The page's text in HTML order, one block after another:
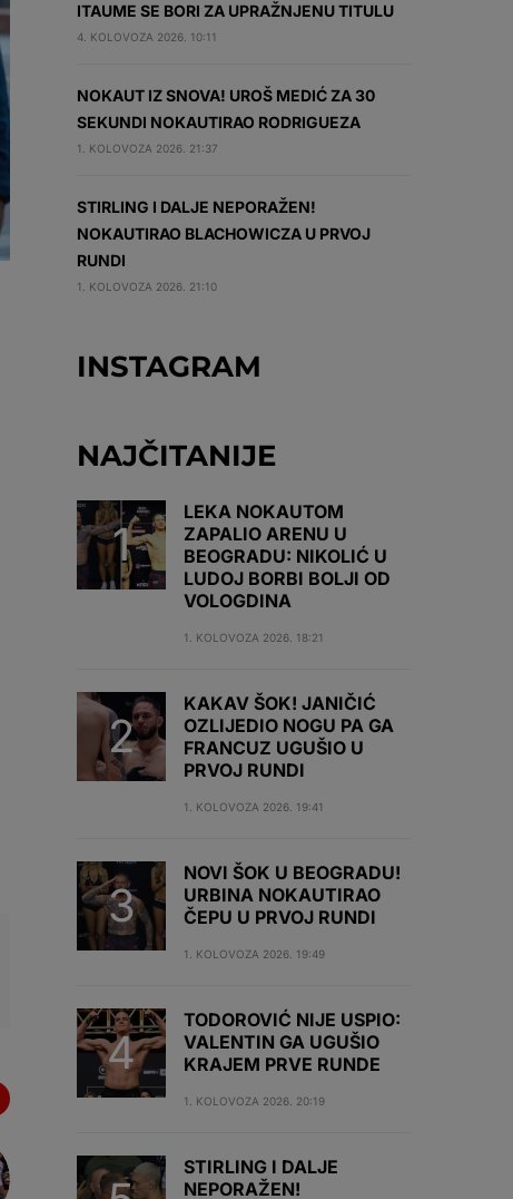
ITAUME SE BORI ZA UPRAŽNJENU TITULU
4. KOLOVOZA 2026. 10:11
NOKAUT IZ SNOVA! UROŠ MEDIĆ ZA 30
SEKUNDI NOKAUTIRAO RODRIGUEZA
1. KOLOVOZA 2026. 21:37
STIRLING I DALJE NEPORAŽEN!
NOKAUTIRAO BLACHOWICZA U PRVOJ
RUNDI
1. KOLOVOZA 2026. 21:10
INSTAGRAM
NAJČITANIJE
LEKA NOKAUTOM
ZAPALIO ARENU U
BEOGRADU: NIKOLIĆ U
LUDOJ BORBI BOLJI OD
VOLOGDINA
1. KOLOVOZA 2026. 18:21
KAKAV ŠOK! JANIČIĆ
OZLIJEDIO NOGU PA GA
FRANCUZ UGUŠIO U
PRVOJ RUNDI
1. KOLOVOZA 2026. 19:41
NOVI ŠOK U BEOGRADU!
URBINA NOKAUTIRAO
ČEPU U PRVOJ RUNDI
1. KOLOVOZA 2026. 19:49
TODOROVIĆ NIJE USPIO:
VALENTIN GA UGUŠIO
KRAJEM PRVE RUNDE
1. KOLOVOZA 2026. 20:19
STIRLING I DALJE
NEPORAŽEN!